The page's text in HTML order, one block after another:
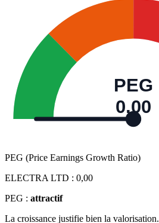
PEG
0,00
PEG (Price Earnings Growth Ratio)
ELECTRA LTD : 0,00
PEG : attractif
La croissance justifie bien la valorisation.